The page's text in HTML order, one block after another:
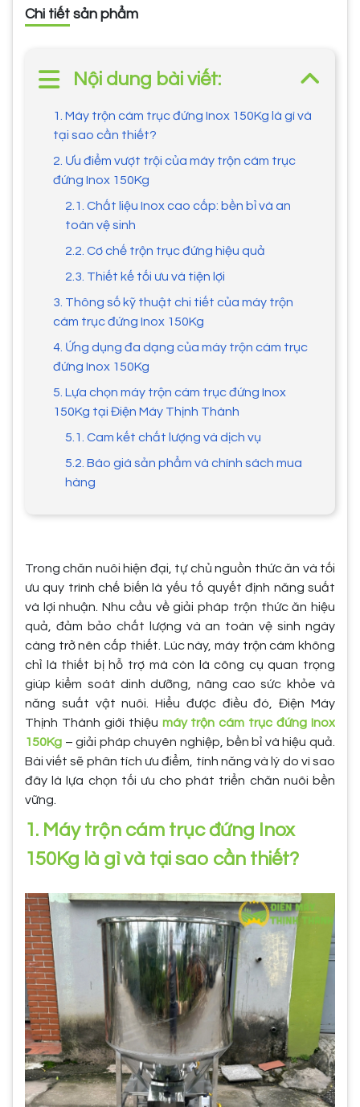
Chi tiết sản phẩm
Nội dung bài viết:
1. Máy trộn cám trục đứng Inox 150Kg là gì và
tại sao cần thiết?
2. Ưu điểm vượt trội của máy trộn cám trục
đứng Inox 150Kg
2.1. Chất liệu Inox cao cấp: bền bỉ và an
toàn vệ sinh
2.2. Cơ chế trộn trục đứng hiệu quả
2.3. Thiết kế tối ưu và tiện lợi
3. Thông số kỹ thuật chi tiết của máy trộn
cám trục đứng Inox 150Kg
4. Ứng dụng đa dạng của máy trộn cám trục
đứng Inox 150Kg
5. Lựa chọn máy trộn cám trục đứng Inox
150Kg tại Điện Máy Thịnh Thành
5.1. Cam kết chất lượng và dịch vụ
5.2. Báo giá sản phẩm và chính sách mua
hàng
Trong chăn nuôi hiện đại, tự chủ nguồn thức ăn và tối
ưu quy trình chế biến là yếu tố quyết định năng suất
và lợi nhuận. Nhu cầu về giải pháp trộn thức ăn hiệu
quả, đảm bảo chất lượng và an toàn vệ sinh ngày
càng trở nên cấp thiết. Lúc này, máy trộn cám không
chỉ là thiết bị hỗ trợ mà còn là công cụ quan trọng
giúp kiểm soát dinh dưỡng, nâng cao sức khỏe và
năng suất vật nuôi. Hiểu được điều đó, Điện Máy
Thịnh Thành giới thiệu máy trộn cám trục đứng Inox
150Kg – giải pháp chuyên nghiệp, bền bỉ và hiệu quả.
Bài viết sẽ phân tích ưu điểm, tính năng và lý do vì sao
đây là lựa chọn tối ưu cho phát triển chăn nuôi bền
vững.
1. Máy trộn cám trục đứng Inox
150Kg là gì và tại sao cần thiết?